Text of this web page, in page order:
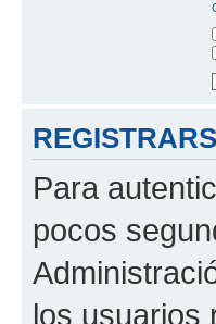
Para
pocos
los usuarios